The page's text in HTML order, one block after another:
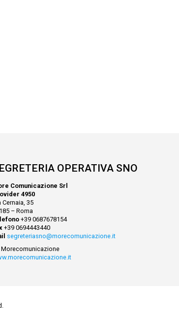
OPERATIVA SNO
Comunicazione Srl
4950
Cernaia, 35
– Roma
+39 0687678154
+39 0694443440
segreteriasno@morecomunicazione.it
Morecomunicazione